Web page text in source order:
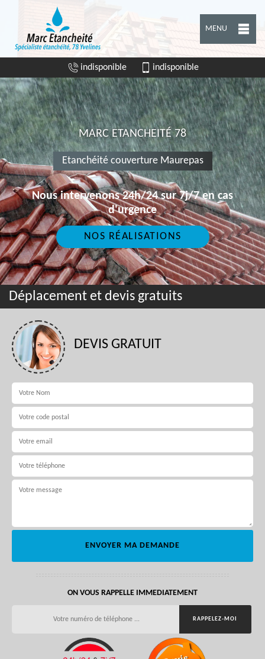
MENU
indisponible indisponible
MARC ETANCHEITÉ 78
Etanchéité couverture Maurepas
Nous intervenons 24h/24 sur 7j/7 en cas
d'urgence
NOS RÉALISATIONS
Déplacement et devis gratuits
DEVIS GRATUIT
ON VOUS RAPPELLE IMMEDIATEMENT